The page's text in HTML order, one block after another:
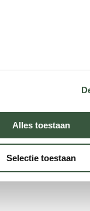
Alles toestaan
Selectie toestaan